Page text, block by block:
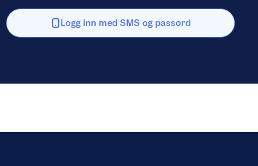
Logg inn med SMS og passord